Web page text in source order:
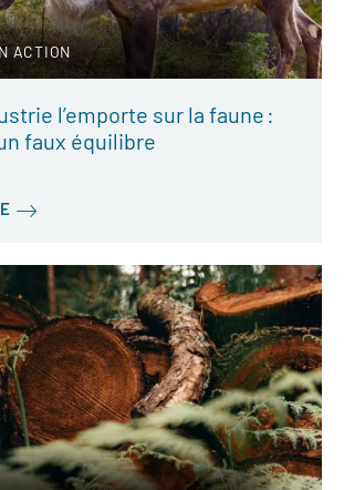
ACTION
l’emporte sur la faune :
faux équilibre